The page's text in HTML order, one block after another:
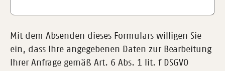
Mit dem Absenden dieses Formulars willigen Sie
ein, dass Ihre angegebenen Daten zur Bearbeitung
Ihrer Anfrage gemäß Art. 6 Abs. 1 lit. f DSGVO